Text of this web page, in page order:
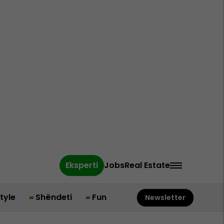
Eksperti JobsReal Estate
Shëndeti Fun Newsletter